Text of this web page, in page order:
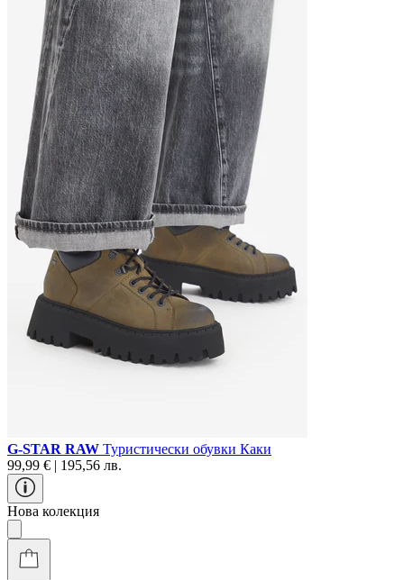
G-STAR RAW Туристически oбувки Каки
99,99 € | 195,56 лв.
Нова колекция